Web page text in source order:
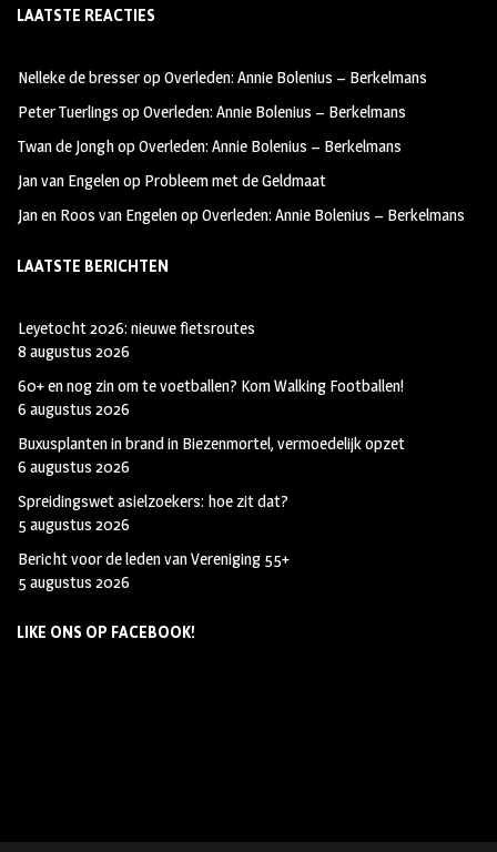
b
oo
k
ag
m
tt
LAATSTE REACTIES
Nelleke de bresseropOverleden: Annie Bolenius – Berkelmans
Peter Tuerlings opOverleden: Annie Bolenius – Berkelmans
Twan de JonghopOverleden: Annie Bolenius – Berkelmans
Jan van Engelenop Probleem met de Geldmaat
Jan en Roos van EngelenopOverleden: Annie Bolenius – Berkelmans
LAATSTE BERICHTEN
Leyetocht 2026: nieuwe fietsroutes
8 augustus 2026
60+ en nog zin om te voetballen? Kom Walking Footballen!
6 augustus 2026
Buxusplanten in brand in Biezenmortel, vermoedelijk opzet
6 augustus 2026
Spreidingswet asielzoekers: hoe zit dat?
5 augustus 2026
Bericht voor de leden van Vereniging 55+
5 augustus 2026
LIKE ONS OP FACEBOOK!